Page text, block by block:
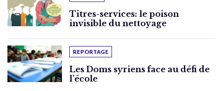
Titres-services: le poison
invisible du nettoyage
REPORTAGE
Les Doms syriens face au défi de
l’école